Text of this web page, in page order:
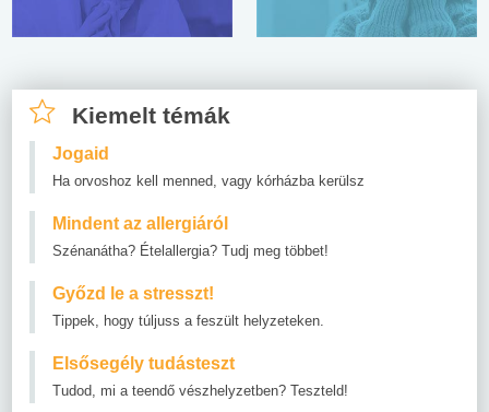
Kiemelt témák
Jogaid
Ha orvoshoz kell menned, vagy kórházba kerülsz
Mindent az allergiáról
Szénanátha? Ételallergia? Tudj meg többet!
Győzd le a stresszt!
Tippek, hogy túljuss a feszült helyzeteken.
Elsősegély tudásteszt
Tudod, mi a teendő vészhelyzetben? Teszteld!